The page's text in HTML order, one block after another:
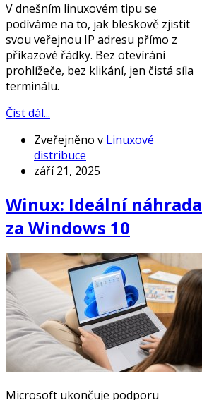
V dnešním linuxovém tipu se
podíváme na to, jak bleskově zjistit
svou veřejnou IP adresu přímo z
příkazové řádky. Bez otevírání
prohlížeče, bez klikání, jen čistá síla
terminálu.
Číst dál...
Zveřejněno v Linuxové
distribuce
září 21, 2025
Winux: Ideální náhrada
za Windows 10
Microsoft ukončuje podporu